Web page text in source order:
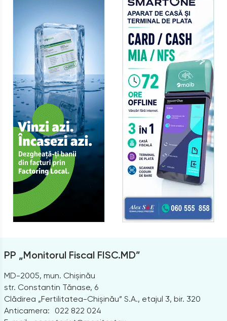
PP „Monitorul Fiscal FISC.MD”
MD-2005, mun. Chișinău
str. Constantin Tănase, 6
Clădirea „Fertilitatea-Chișinău” S.A., etajul 3, bir. 320
Anticamera:
022 822 024